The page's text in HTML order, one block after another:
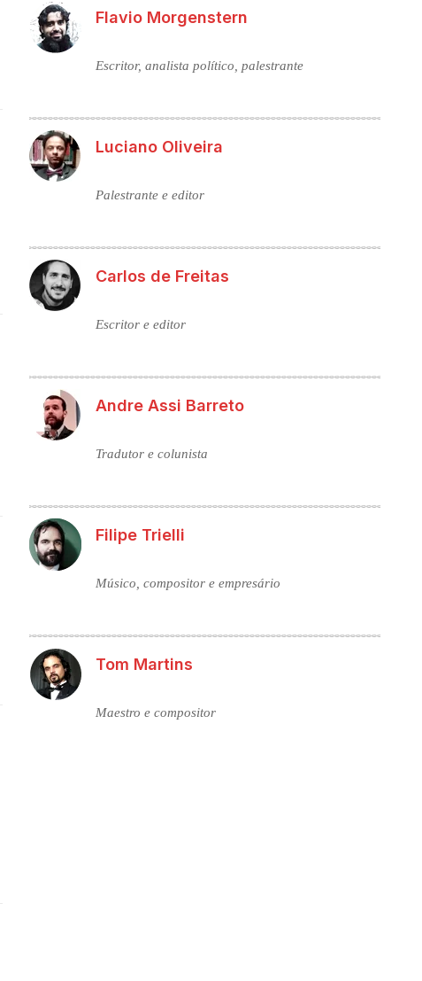
Flavio Morgenstern
Escritor, analista político, palestrante
Luciano Oliveira
Palestrante e editor
Carlos de Freitas
Escritor e editor
Andre Assi Barreto
Tradutor e colunista
Filipe Trielli
Músico, compositor e empresário
Tom Martins
Maestro e compositor